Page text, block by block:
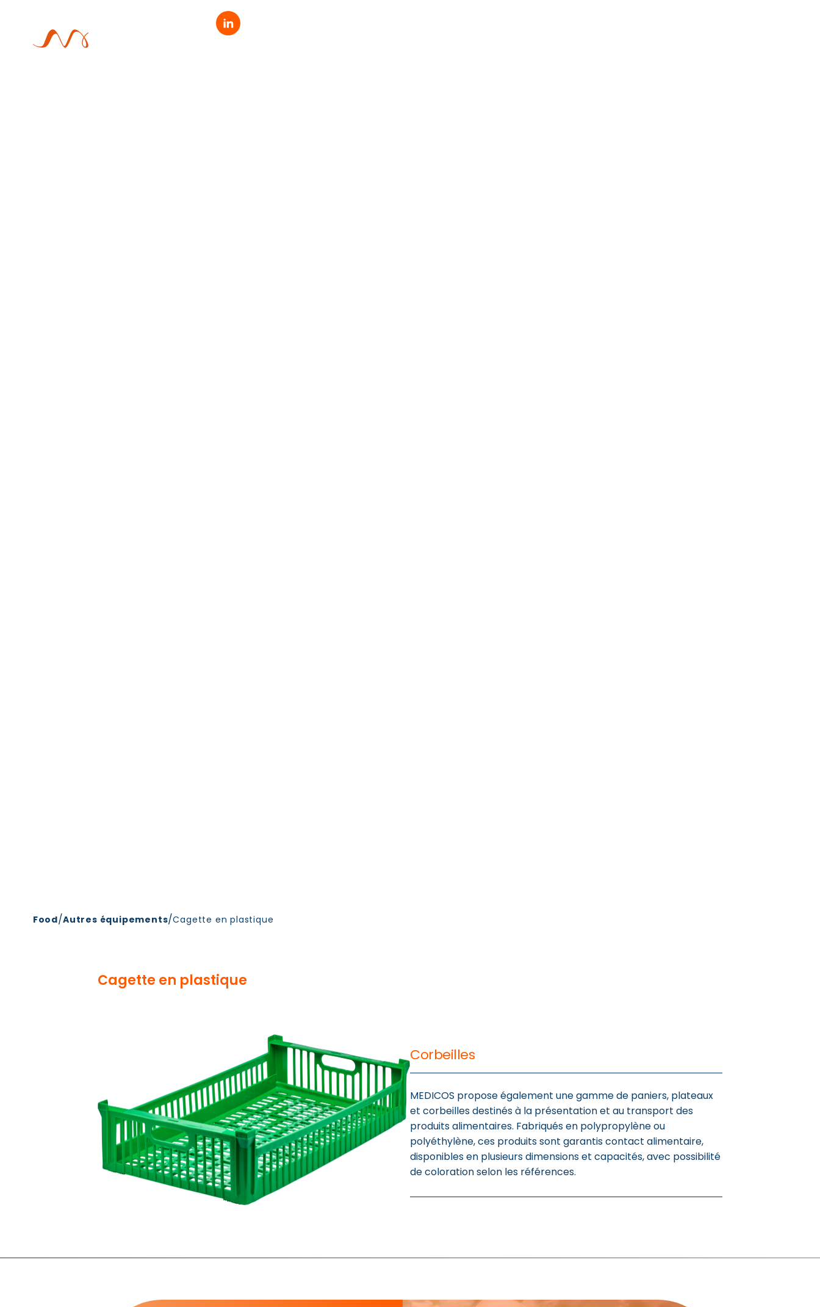
Food/Autres équipements/Cagette en plastique
Cagette en plastique
Corbeilles
MEDICOS propose également une gamme de paniers, plateaux
et corbeilles destinés à la présentation et au transport des
produits alimentaires. Fabriqués en polypropylène ou
polyéthylène, ces produits sont garantis contact alimentaire,
disponibles en plusieurs dimensions et capacités, avec possibilité
de coloration selon les références.